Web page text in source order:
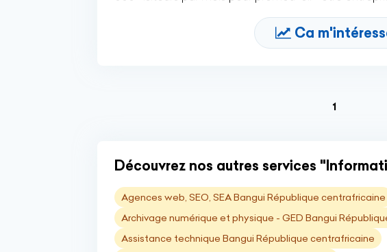
Ca
1(current)
Découvrez nos autres services
Agences web, SEO, SEA Bangui République centrafricaine
Archivage numérique et physique - GED Bangui
Assistance technique Bangui République centrafricaine